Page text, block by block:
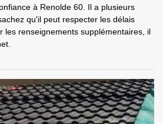
à Renolde 60. Il a plusieurs
qu'il peut respecter les délais
les renseignements supplémentaires, il